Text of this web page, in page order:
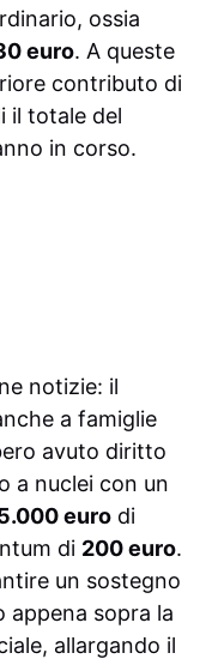
ossia
euro. A queste
contributo di
il totale del
in corso.
notizie: il
a famiglie
avuto diritto
a nuclei con un
euro di
di 200 euro.
un sostegno
appena sopra la
allargando il